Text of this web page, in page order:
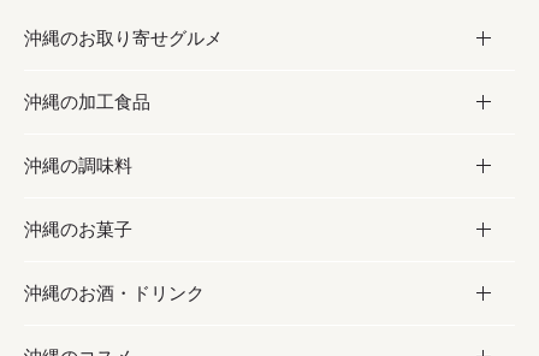
沖縄のお取り寄せグルメ
お取り寄せグルメ
フルーツ・野菜
お肉
海産物
沖縄の加工食品
加工食品
缶詰／パウチ
沖縄料理
沖縄の調味料
調味料
砂糖／黒砂糖
沖縄のお菓子
お菓子
沖縄のお酒・ドリンク